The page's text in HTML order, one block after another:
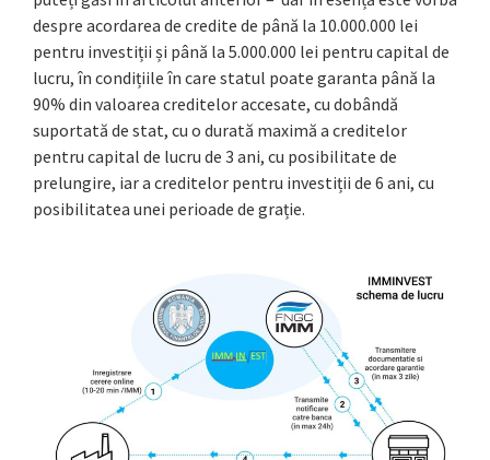
despre acordarea de credite de până la 10.000.000 lei
pentru investiții și până la 5.000.000 lei pentru capital de
lucru, în condițiile în care statul poate garanta până la
90% din valoarea creditelor accesate, cu dobândă
suportată de stat, cu o durată maximă a creditelor
pentru capital de lucru de 3 ani, cu posibilitate de
prelungire, iar a creditelor pentru investiții de 6 ani, cu
posibilitatea unei perioade de grație.